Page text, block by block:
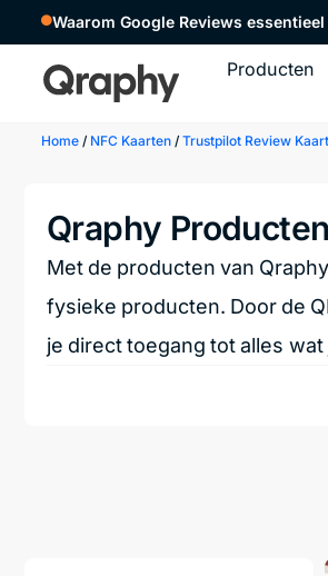
Waarom Google Reviews
Producten
Home / NFC Kaarten /Trustpilot Review
Qraphy Producten
Met de producten van
fysieke producten. Door de
je direct toegang tot alles